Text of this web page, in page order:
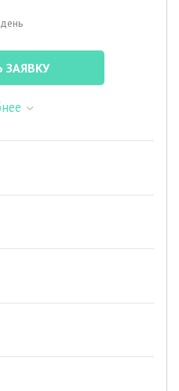
ЗАЯВКУ